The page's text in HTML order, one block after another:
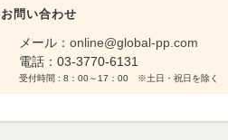
お問い合わせ
メール： online@global-pp.com
電話： 03-3770-6131
受付時間 : 8：00～17：00 ※土日・祝日を除く